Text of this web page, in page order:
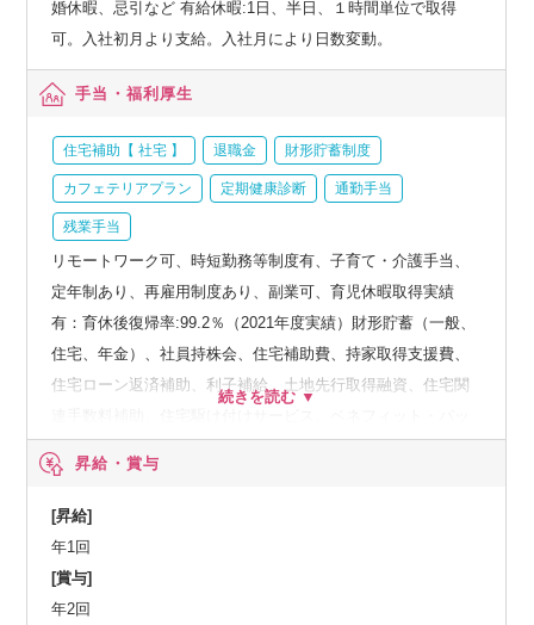
婚休暇、忌引など 有給休暇:1日、半日、１時間単位で取得
可。入社初月より支給。入社月により日数変動。
手当・福利厚生
住宅補助【 社宅 】 退職金 財形貯蓄制度
カフェテリアプラン 定期健康診断 通勤手当
残業手当
リモートワーク可、時短勤務等制度有、子育て・介護手当、
定年制あり、再雇用制度あり、副業可、育児休暇取得実績
有：育休後復帰率:99.2％（2021年度実績）財形貯蓄（一般、
住宅、年金）、社員持株会、住宅補助費、持家取得支援費、
住宅ローン返済補助、利子補給、土地先行取得融資、住宅関
介護支援サービス、結婚祝い金、弔慰料、災害見舞金など、
社員食堂、企業年金（企業年金基金、確定拠出年金）、電気
通信共済会(個人年金、遺児育英基金)
昇給・賞与
[昇給]
年1回
[賞与]
年2回